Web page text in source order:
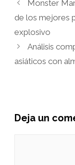
Monster
de los mejores
explosivo
Análisis
asiáticos con
Deja un